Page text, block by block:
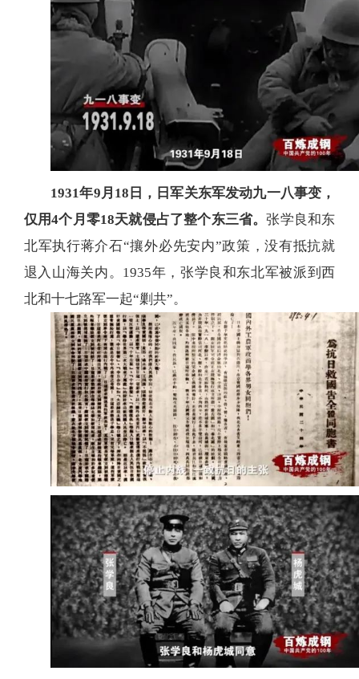
1931年9月18日，日军关东军发动九一八事变，
仅用4个月零18天就侵占了整个东三省。张学良和东
北军执行蒋介石“攘外必先安内”政策，没有抵抗就
退入山海关内。1935年，张学良和东北军被派到西
北和十七路军一起“剿共”。